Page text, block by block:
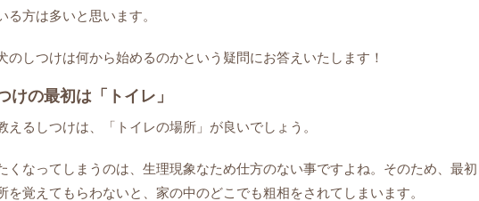
る方は多いと思います。
のしつけは何から始めるのかという疑問にお答えいたします！
の最初は「トイレ」
えるしつけは、「トイレの場所」が良いでしょう。
くなってしまうのは、生理現象なため仕方のない事ですよね。そのため、最初
を覚えてもらわないと、家の中のどこでも粗相をされてしまいます。